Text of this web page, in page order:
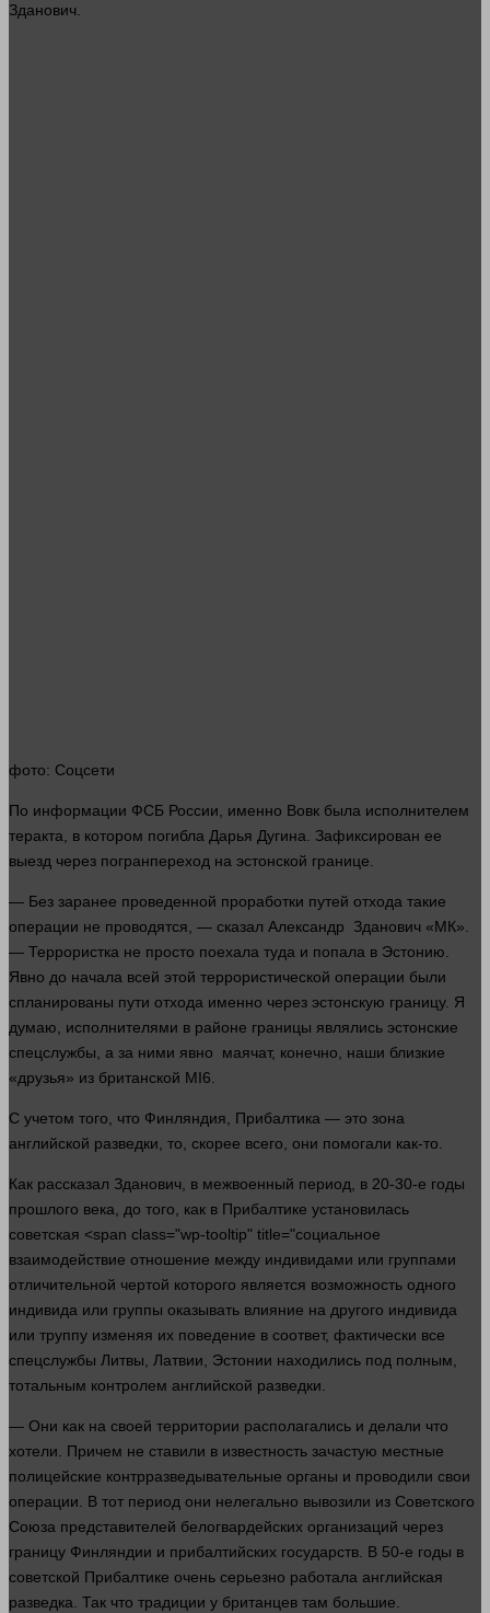
Зданович.
фото: Соцсети
По информации ФСБ России, именно Вовк была исполнителем
теракта, в котором погибла Дарья Дугина. Зафиксирован ее
выезд через погранпереход на эстонской границе.
— Без заранее проведенной проработки путей отхода такие
операции не проводятся, — сказал Александр Зданович «МК».
— Террористка не просто поехала туда и попала в Эстонию.
Явно до начала всей этой террористической операции были
спланированы пути отхода именно через эстонскую границу. Я
думаю , исполнителями в районе границы являлись эстонские
спецслужбы, а за ними явно маячат, конечно, наши близкие
«друзья» из британской MI6.
С учетом того, что Финляндия, Прибалтика — это зона
английской разведки, то, скорее всего, они помогали как-то.
Как рассказал Зданович, в межвоенный период, в 20-30-е годы
прошлого века, до того, как в Прибалтике установилась
советская <span class="wp-tooltip" title="социальное
взаимодействие отношение между индивидами или группами
отличительной чертой которого является возможность одного
индивида или группы оказывать влияние на другого индивида
или труппу изменяя их поведение в соответ, фактически все
спецслужбы Литвы, Латвии, Эстонии находились под полным,
тотальным контролем английской разведки.
— Они как на своей территории располагались и делали что
хотели . Причем не ставили в известность зачастую местные
полицейские контрразведывательные органы и проводили свои
операции. В тот период они нелегально вывозили из Советского
Союза представителей белогвардейских организаций через
границу Финляндии и прибалтийских государств. В 50-е годы в
советской Прибалтике очень серьезно работала английская
разведка. Так что традиции у британцев там большие.